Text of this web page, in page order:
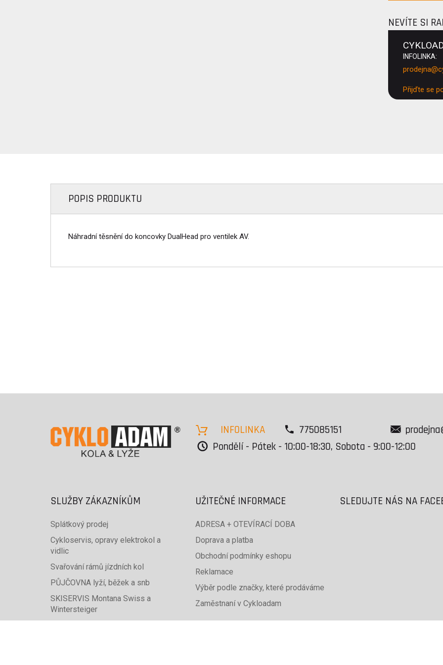
NEVÍTE SI
INFOLINKA:
Přijďte se
POPIS PRODUKTU
Náhradní těsnění do koncovky DualHead pro ventilek AV.
INFOLINKA 775085151
Pondělí - Pátek - 10:00-18:30, Sobota - 9:00-12:00
SLUŽBY ZÁKAZNÍKŮM
Splátkový prodej
Cykloservis, opravy elektrokol a
vidlic
Svařování rámů jízdních kol
PŮJČOVNA lyží, běžek a snb
SKISERVIS Montana Swiss a
Wintersteiger
UŽITEČNÉ INFORMACE
ADRESA + OTEVÍRACÍ DOBA
Doprava a platba
Obchodní podmínky eshopu
Reklamace
Výběr podle značky, které prodáváme
Zaměstnaní v Cykloadam
SLEDUJTE NÁS NA